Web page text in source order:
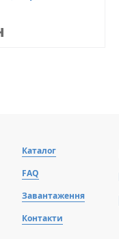
Каталог
FAQ
Завантаження
Контакти